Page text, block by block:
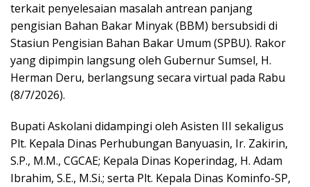
terkait penyelesaian masalah antrean panjang
pengisian Bahan Bakar Minyak (BBM) bersubsidi di
Stasiun Pengisian Bahan Bakar Umum (SPBU). Rakor
yang dipimpin langsung oleh Gubernur Sumsel, H.
Herman Deru, berlangsung secara virtual pada Rabu
(8/7/2026).
Bupati Askolani didampingi oleh Asisten III sekaligus
Plt. Kepala Dinas Perhubungan Banyuasin, Ir. Zakirin,
S.P., M.M., CGCAE; Kepala Dinas Koperindag, H. Adam
Ibrahim, S.E., M.Si.; serta Plt. Kepala Dinas Kominfo-SP,